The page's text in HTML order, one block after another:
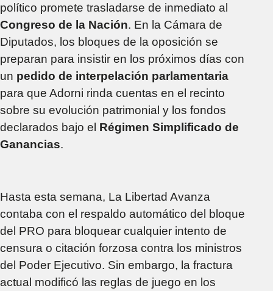
político promete trasladarse de inmediato al
Congreso de la Nación. En la Cámara de
Diputados, los bloques de la oposición se
preparan para insistir en los próximos días con
un pedido de interpelación parlamentaria
para que Adorni rinda cuentas en el recinto
sobre su evolución patrimonial y los fondos
declarados bajo el Régimen Simplificado de
Ganancias.
Hasta esta semana, La Libertad Avanza
contaba con el respaldo automático del bloque
del PRO para bloquear cualquier intento de
censura o citación forzosa contra los ministros
del Poder Ejecutivo. Sin embargo, la fractura
actual modificó las reglas de juego en los